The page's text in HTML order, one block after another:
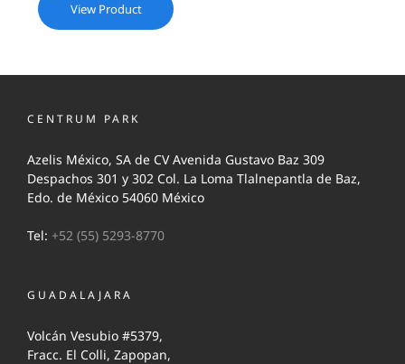
View Product
CENTRUM PARK
Azelis México, SA de CV Avenida Gustavo Baz 309
Despachos 301 y 302 Col. La Loma Tlalnepantla de Baz,
Edo. de México 54060 México
Tel: +52 (55) 5293-8770
GUADALAJARA
Volcán Vesubio #5379,
Fracc. El Colli, Zapopan,